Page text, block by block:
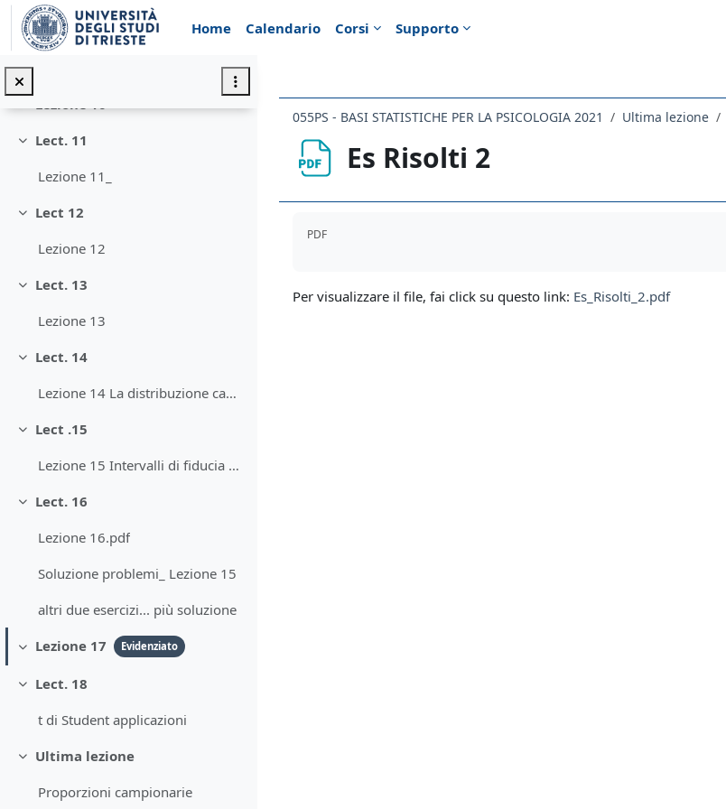
Vai al contenuto principale
Home
Calendario Corsi Supporto
Minimizza
Lezione9 (a)
Minimizza
Lezione 10
Minimizza
Lect. 11
Lezione 11_
Minimizza
Lect 12
Lezione 12
Minimizza
Lect. 13
Lezione 13
Minimizza
Lect. 14
Lezione 14 La distribuzione campionaria della media. Elementi essenziali mediante quattro simulazioni
Minimizza
Lect .15
Lezione 15 Intervalli di fiducia per la media
Minimizza
Lect. 16
Lezione 16.pdf
Soluzione problemi_ Lezione 15
altri due esercizi... più soluzione
Minimizza
Lezione 17 Evidenziato
Minimizza
Lect. 18
t di Student applicazioni
Minimizza
Ultima lezione
Proporzioni campionarie
055PS - BASI STATISTICHE PER LA PSICOLOGIA 2021 Ultima lezione
Es Risolti 2
PDF
Per visualizzare il file, fai click su questo link: Es_Risolti_2.pdf